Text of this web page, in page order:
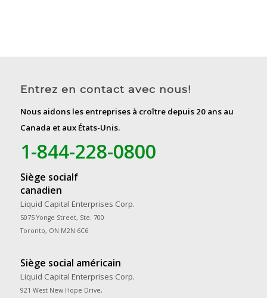
Entrez en contact avec nous!
Nous aidons les entreprises à croître depuis 20 ans au
Canada et aux États-Unis.
1-844-228-0800
Siège socialf
canadien
Liquid Capital Enterprises Corp.
5075 Yonge Street, Ste. 700
Toronto, ON M2N 6C6
Siège social américain
Liquid Capital Enterprises Corp.
921 West New Hope Drive,